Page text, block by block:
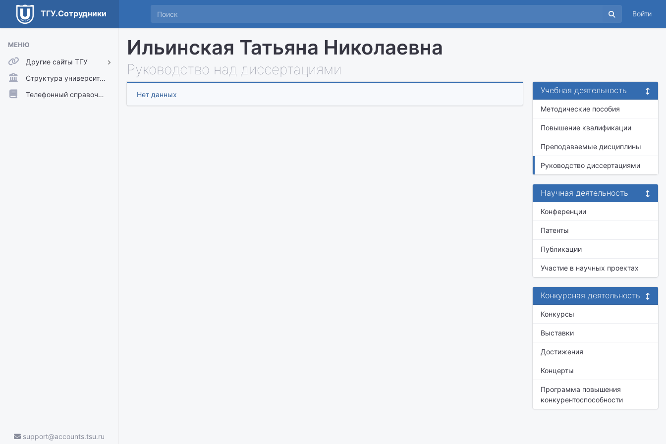
ТГУ.Сотрудники Войти
МЕНЮ
Другие сайты ТГУ
ТГУ.Аккаунты
ТГУ.Расписание
Структура университета
Телефонный справочник
support@accounts.tsu.ru
Ильинская Татьяна Николаевна
Руководство над диссертациями
Нет данных Учебная деятельность
Методические пособия
Повышение квалификации
Преподаваемые дисциплины
Руководство диссертациями
Научная деятельность
Конференции
Патенты
Публикации
Участие в научных проектах
Конкурсная деятельность
Конкурсы
Выставки
Достижения
Концерты
Программа повышения
конкурентоспособности